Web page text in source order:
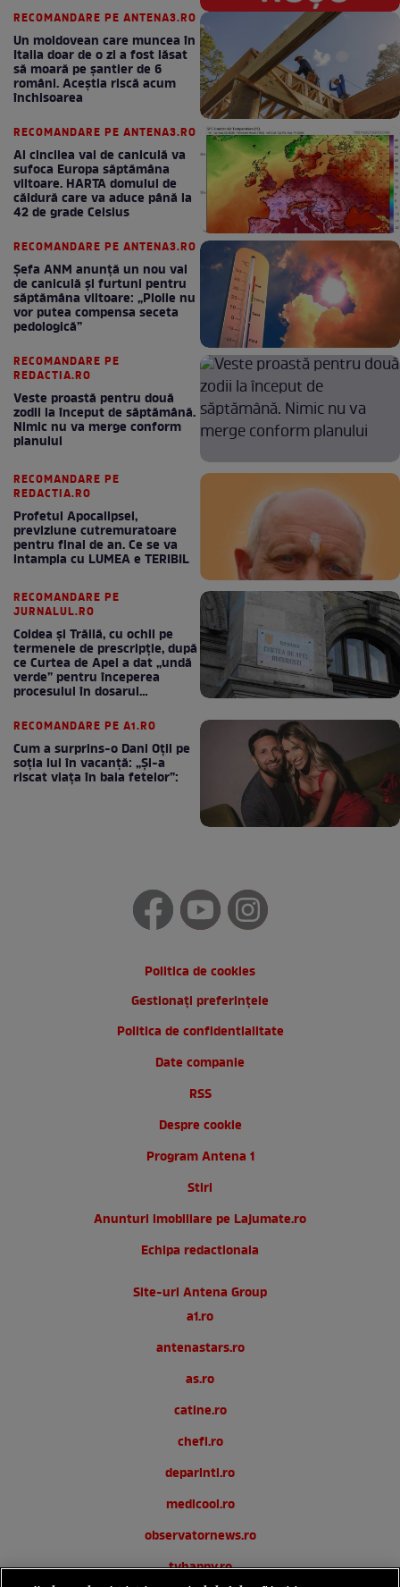
RECOMANDARE PE ANTENA3.RO
Un moldovean care muncea în
Italia doar de o zi a fost lăsat
să moară pe şantier de 6
români. Aceștia riscă acum
închisoarea
RECOMANDARE PE ANTENA3.RO
Al cincilea val de caniculă va
sufoca Europa săptămâna
viitoare. HARTA domului de
căldură care va aduce până la
42 de grade Celsius
RECOMANDARE PE ANTENA3.RO
Șefa ANM anunță un nou val
de caniculă și furtuni pentru
săptămâna viitoare: „Ploile nu
vor putea compensa seceta
pedologică”
RECOMANDARE PE
REDACTIA.RO
Veste proastă pentru două
zodii la început de săptămână.
Nimic nu va merge conform
planului
RECOMANDARE PE
REDACTIA.RO
Profetul Apocalipsei,
previziune cutremuratoare
pentru final de an. Ce se va
intampla cu LUMEA e TERIBIL
RECOMANDARE PE
JURNALUL.RO
Coldea și Trăilă, cu ochii pe
termenele de prescripție, după
ce Curtea de Apel a dat „undă
verde” pentru începerea
procesului în dosarul
RECOMANDARE PE A1.RO
Cum a surprins-o Dani Oțil pe
soția lui în vacanță: „Și-a
riscat viața în baia fetelor”:
Politica de cookies
Gestionați preferințele
Politica de confidentialitate
Date companie
RSS
Despre cookie
Program Antena 1
Stiri
Anunturi imobiliare pe Lajumate.ro
Echipa redactionala
Site-uri Antena Group
a1.ro
antenastars.ro
as.ro
catine.ro
chefi.ro
deparinti.ro
medicool.ro
observatornews.ro
tvhappy.ro